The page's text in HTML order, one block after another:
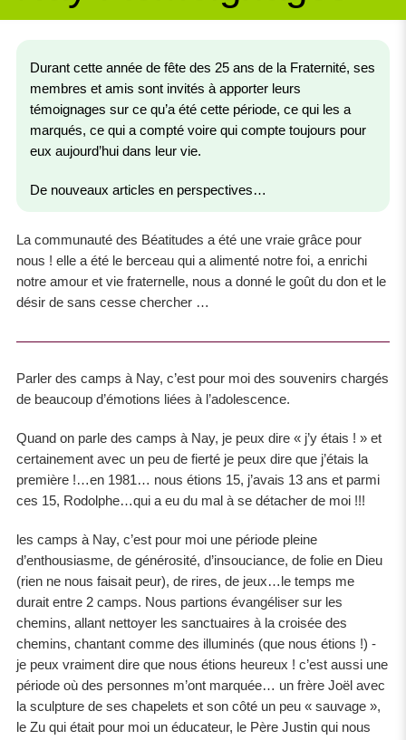
Durant cette année de fête des 25 ans de la Fraternité, ses
membres et amis sont invités à apporter leurs
témoignages sur ce qu’a été cette période, ce qui les a
marqués, ce qui a compté voire qui compte toujours pour
eux aujourd’hui dans leur vie.
De nouveaux articles en perspectives…
La communauté des Béatitudes a été une vraie grâce pour
nous ! elle a été le berceau qui a alimenté notre foi, a enrichi
notre amour et vie fraternelle, nous a donné le goût du don et le
désir de sans cesse chercher …
Parler des camps à Nay, c’est pour moi des souvenirs chargés
de beaucoup d’émotions liées à l’adolescence.
Quand on parle des camps à Nay, je peux dire « j’y étais ! » et
certainement avec un peu de fierté je peux dire que j’étais la
première !…en 1981… nous étions 15, j’avais 13 ans et parmi
ces 15, Rodolphe…qui a eu du mal à se détacher de moi !!!
les camps à Nay, c’est pour moi une période pleine
d’enthousiasme, de générosité, d’insouciance, de folie en Dieu
(rien ne nous faisait peur), de rires, de jeux…le temps me
durait entre 2 camps. Nous partions évangéliser sur les
chemins, allant nettoyer les sanctuaires à la croisée des
chemins, chantant comme des illuminés (que nous étions !) -
je peux vraiment dire que nous étions heureux ! c’est aussi une
période où des personnes m’ont marquée… un frère Joël avec
la sculpture de ses chapelets et son côté un peu « sauvage »,
le Zu qui était pour moi un éducateur, le Père Justin qui nous